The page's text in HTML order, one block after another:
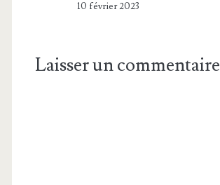
10 février 2023
Laisser un commentaire